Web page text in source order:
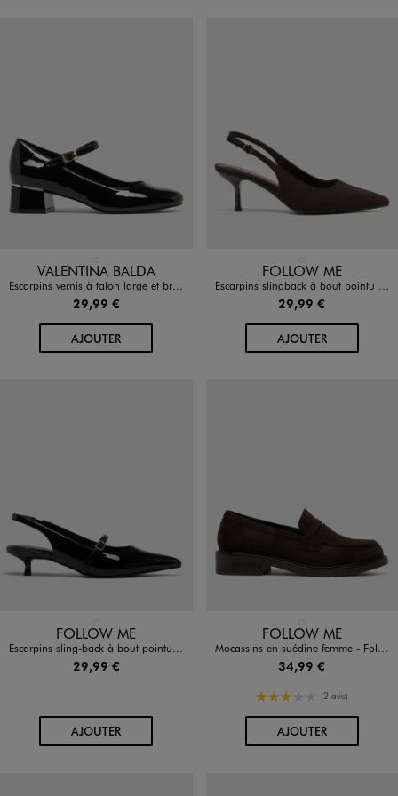
Disponible en 1 coloris
VALENTINA BALDA
Escarpins vernis à talon large et bride femme - Valentina Baldano
29,99 €
AJOUTERAU PANIER
Disponible en 1 coloris
FOLLOW ME
Escarpins slingback à bout pointu et kitten heels femme - Follow Me
29,99 €
AJOUTERAU PANIER
Disponible en 1 coloris
FOLLOW ME
Escarpins sling-back à bout pointu et bride cou-de-pied vernis femme - Follow Me
29,99 €
AJOUTERAU PANIER
Disponible en 1 coloris
FOLLOW ME
Mocassins en suédine femme - Follow Me
34,99 €
3/5 de moyenne
(2 avis)
AJOUTERAU PANIER